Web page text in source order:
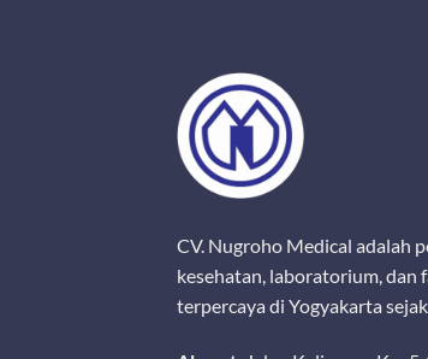
CV. Nugroho Medical adalah
kesehatan, laboratorium, dan
terpercaya di Yogyakarta